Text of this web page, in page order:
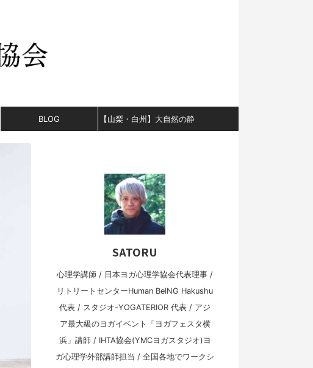
BLOG 【山梨・白州】大自然の静
ハウス宿泊。
SATORU
心理学講師 / 日本ヨガ心理学協会代表理事 /
リトリートセンターHuman BeING Hakushu
代表 / スタジオ-YOGATERIOR 代表 / アジ
ア最大級のヨガイベント「ヨガフェスタ横
浜」講師 / IHTA協会(YMCヨガスタジオ)ヨ
ガ心理学外部講師担当 / 全国各地でワークシ